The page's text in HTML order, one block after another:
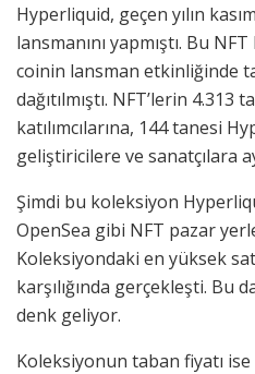
Hyperliquid, geçen yılın
lansmanını yapmıştı. Bu
coinin lansman etkinliğinde
dağıtılmıştı. NFT’lerin 4.313
katılımcılarına, 144 tanesi
geliştiricilere ve sanatçılara
Şimdi bu koleksiyon
OpenSea gibi NFT pazar
Koleksiyondaki en yüksek
karşılığında gerçekleşti. Bu
denk geliyor.
Koleksiyonun taban fiyatı ise